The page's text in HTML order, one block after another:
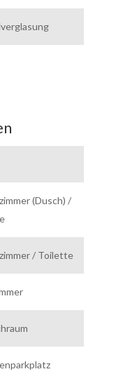
(Dusch) /
/ Toilette